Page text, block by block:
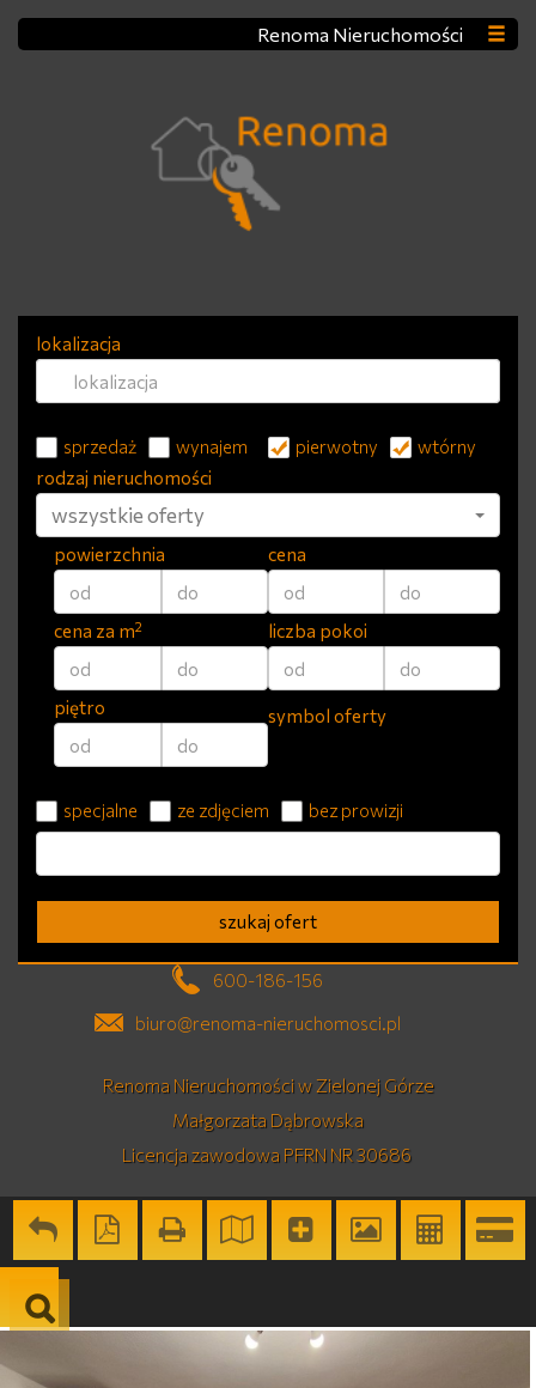
Renoma Nieruchomości
lokalizacja
sprzedaż wynajem pierwotny
wtórny
rodzaj nieruchomości
wszystkie oferty
powierzchnia cena
cena za m2 liczba pokoi
piętro
specjalne ze zdjęciem bez prowizji
symbol oferty
szukaj ofert
600-186-156
biuro@renoma-nieruchomosci.pl
Renoma Nieruchomości w Zielonej Górze
Małgorzata Dąbrowska
Licencja zawodowa PFRN NR 30686